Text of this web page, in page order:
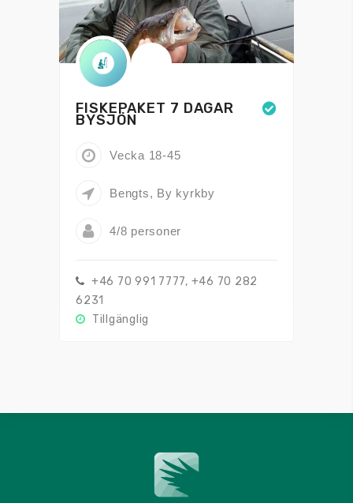
FISKEPAKET 7 DAGAR
BYSJÖN
Vecka 18-45
Bengts, By kyrkby
4/8 personer
+46 70 991 7777, +46 70 282
6231
Tillgänglig